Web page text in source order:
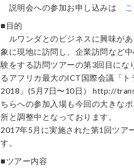
説明会への参加お申し込みは
■目的
ルワンダとのビジネスに興味が
象に現地に訪問し、企業訪問など
験をする訪問ツアーの第3回目に
るアフリカ最大のICT国際会議「
2018」(5月7日〜10日） http://
ちらへの参加入場も今回の大きな
所と調整中となっております。
2017年5月に実施された第1回ツ
す。
■ツアー内容